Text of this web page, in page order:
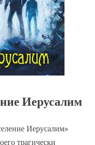
Иерусалим
Иерусалим»
трагически